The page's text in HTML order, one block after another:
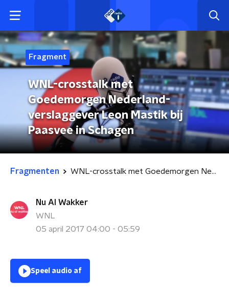
Fragment
WNL-crosstalk met
Goedemorgen Nederland-
verslaggever Leon Mastik bij
Paasvee in Schagen
Fragmenten WNL-crosstalk met Goedemorgen Nederland-verslaggever Leon Mastik bij Paasvee in Schagen
Nu Al Wakker
WNL
05 april 2017 04:00 - 05:59
Speel audio af